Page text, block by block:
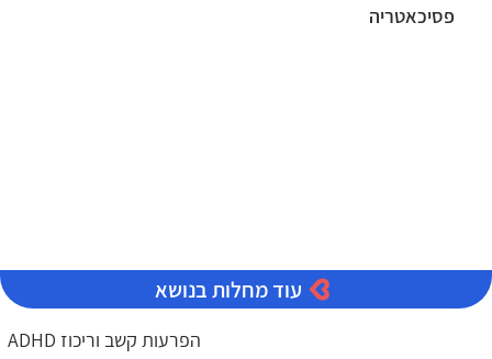
עוד מחלות בנושא
ADHD הפרעות קשב וריכוז
פסיכאטריה